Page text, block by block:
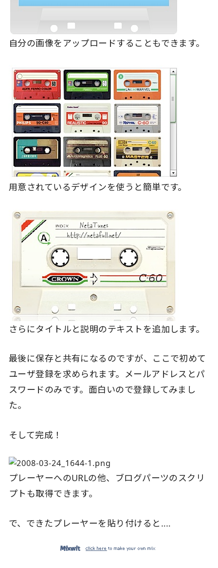
自分の画像をアップロードすることもできます。
用意されているデザインを使うと簡単です。
さらにタイトルと説明のテキストを追加します。
最後に保存と共有になるのですが、ここで初めて
ユーザ登録を求められます。メールアドレスとパ
スワードのみです。面白いので登録してみまし
た。
そして完成！
プレーヤーへのURLの他、ブログパーツのスクリ
プトも取得できます。
で、できたプレーヤーを貼り付けると‥‥